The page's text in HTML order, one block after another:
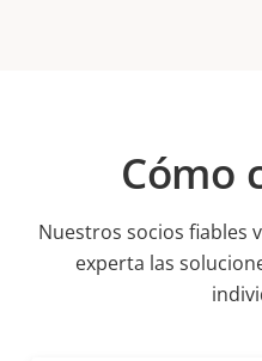
Cómo
Nuestros socios fiables
experta las